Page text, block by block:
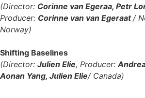
(Director: Corinne van Egeraa, Petr
Producer: Corinne van van Egeraat/
Norway)
Shifting Baselines
(Director: Julien Elie, Producer:
Aonan Yang, Julien Elie/ Canada)